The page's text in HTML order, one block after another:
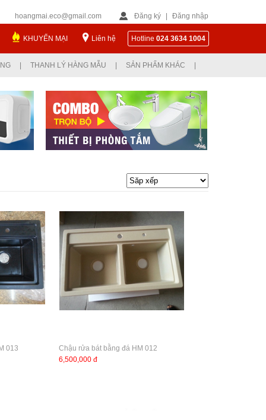
hoangmai.eco@gmail.com Đăng ký Đăng nhập
KHUYẾN MẠI Liên hệ Hotline 024 3634 1004
THANH LÝ HÀNG MẪU SẢN PHẨM KHÁC
013
Chậu rửa bát bằng đá HM 012
6,500,000 đ